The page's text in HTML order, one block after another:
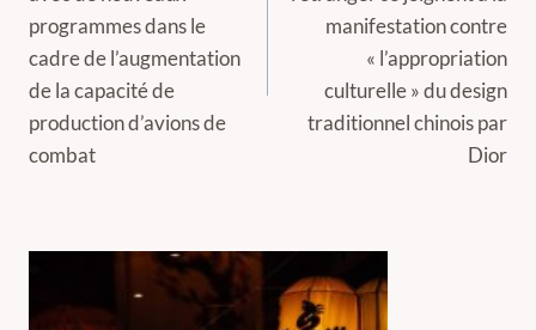
programmes dans le
cadre de l’augmentation
de la capacité de
production d’avions de
combat
manifestation contre
« l’appropriation
culturelle » du design
traditionnel chinois par
Dior